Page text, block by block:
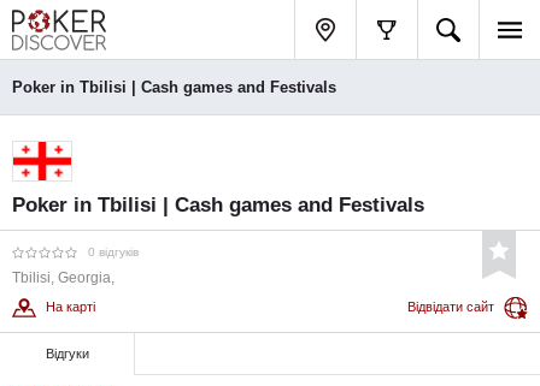
Poker in Tbilisi | Cash games and Festivals
Poker in Tbilisi | Cash games and Festivals
0 відгуків
Tbilisi, Georgia,
На карті Відвідати сайт
Відгуки